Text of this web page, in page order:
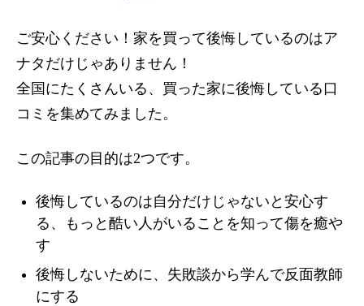
ご安心ください！家を買って後悔しているのはア
ナタだけじゃありません！
全国にたくさんいる、買った家に後悔している口
コミを集めてみました。
この記事の目的は2つです。
後悔しているのは自分だけじゃないと安心す
る、もっと酷い人がいることを知って傷を癒や
す
後悔しないために、失敗談から学んで反面教師
にする